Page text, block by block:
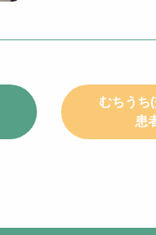
むちうち
患